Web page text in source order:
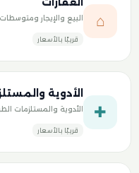
⌂ البيع والإيجار
قريبًا بالأسعار
✚
الأدوية
الأدوية والمستلزمات
قريبًا بالأسعار